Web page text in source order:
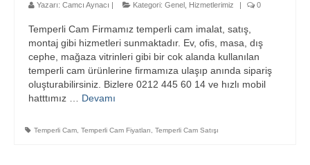
Yazarı: Camcı Aynacı | Kategori: Genel Hizmetlerimiz | 0
Temperli Cam Firmamız temperli cam imalat, satış,
montaj gibi hizmetleri sunmaktadır. Ev, ofis, masa, dış
cephe, mağaza vitrinleri gibi bir cok alanda kullanılan
temperli cam ürünlerine firmamıza ulaşıp anında sipariş
oluşturabilirsiniz. Bizlere 0212 445 60 14 ve hızlı mobil
hatttımız … Devamı
Temperli Cam Temperli Cam Fiyatları Temperli Cam Satışı